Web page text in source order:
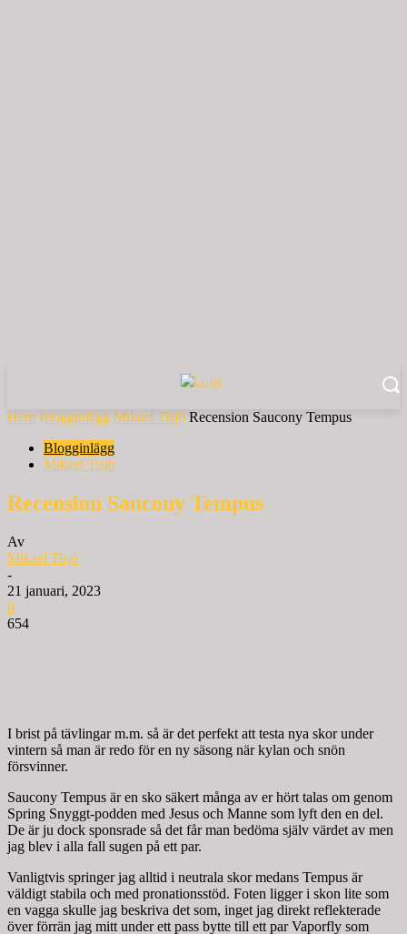
Hem Blogginlägg Mikael Tisjö Recension Saucony Tempus
Blogginlägg
Mikael Tisjö
Recension Saucony Tempus
Av
Mikael Tisjö
-
21 januari, 2023
0
654
I brist på tävlingar m.m. så är det perfekt att testa nya skor under
vintern så man är redo för en ny säsong när kylan och snön
försvinner.
Saucony Tempus är en sko säkert många av er hört talas om genom
Spring Snyggt-podden med Jesus och Manne som lyft den en del.
De är ju dock sponsrade så det får man bedöma själv värdet av men
jag blev i alla fall sugen på ett par.
Vanligtvis springer jag alltid i neutrala skor medans Tempus är
väldigt stabila och med pronationsstöd. Foten ligger i skon lite som
en vagga skulle jag beskriva det som, inget jag direkt reflekterade
över förrän jag mitt under ett pass bytte till ett par Vaporfly som